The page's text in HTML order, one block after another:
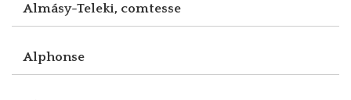
Almásy-Teleki, comtesse
Alphonse